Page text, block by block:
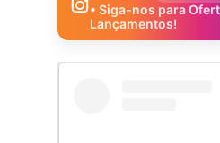
• Siga-nos para
Lançamentos!